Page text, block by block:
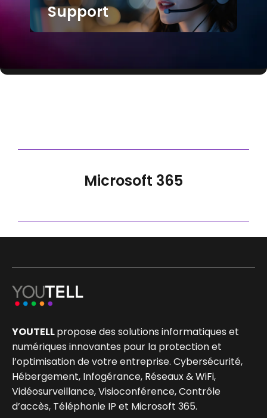
Support
Microsoft 365
YOUTELLpropose des solutions informatiques et
numériques innovantes pour la protection et
l’optimisation de votre entreprise. Cybersécurité,
Hébergement, Infogérance, Réseaux & WiFi,
Vidéosurveillance, Visioconférence, Contrôle
d’accès, Téléphonie IP et Microsoft 365.